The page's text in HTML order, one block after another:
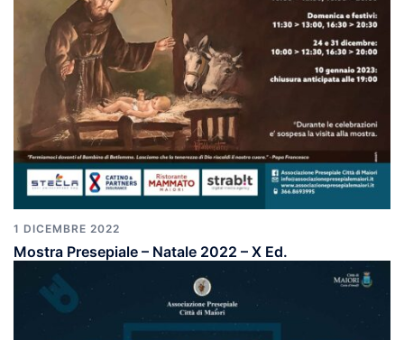
1 DICEMBRE 2022
Mostra Presepiale – Natale 2022 – X Ed.